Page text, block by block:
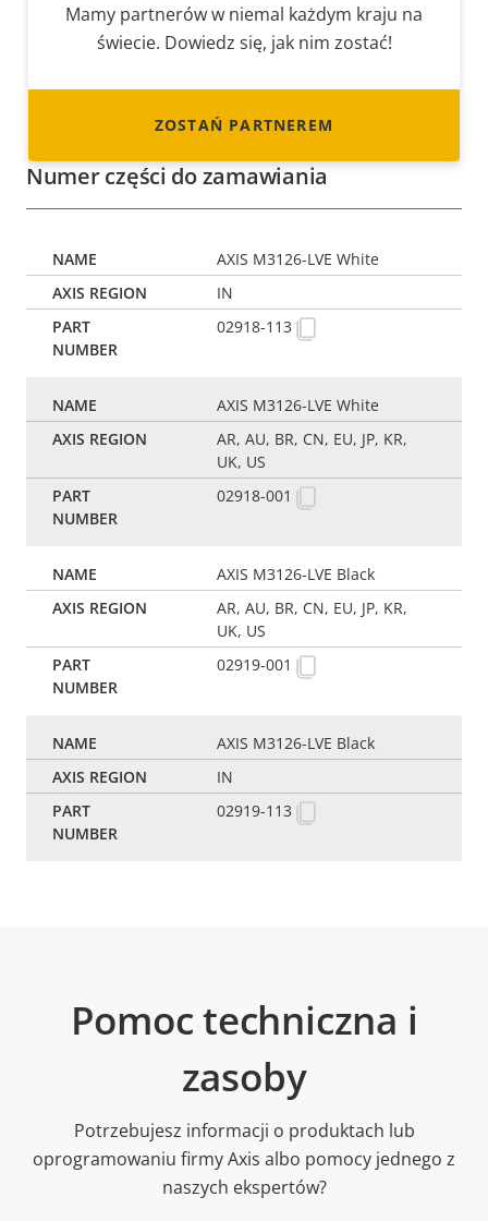
Mamy partnerów w niemal każdym kraju na
świecie. Dowiedz się, jak nim zostać!
ZOSTAŃ PARTNEREM
Numer części do zamawiania
AXIS M3126-LVE White
IN
02918-113
AXIS M3126-LVE White
AR, AU, BR, CN, EU, JP, KR,
UK, US
02918-001
AXIS M3126-LVE Black
AR, AU, BR, CN, EU, JP, KR,
UK, US
02919-001
AXIS M3126-LVE Black
IN
02919-113
Pomoc techniczna i
zasoby
Potrzebujesz informacji o produktach lub
oprogramowaniu firmy Axis albo pomocy jednego z
naszych ekspertów?